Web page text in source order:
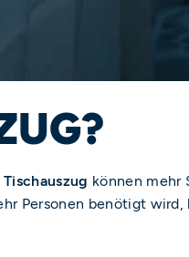
Tischauszug können mehr
Personen benötigt